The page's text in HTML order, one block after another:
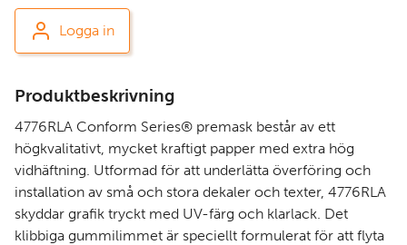
Logga in
Produktbeskrivning
4776RLA Conform Series® premask består av ett
högkvalitativt, mycket kraftigt papper med extra hög
vidhäftning. Utformad för att underlätta överföring och
installation av små och stora dekaler och texter, 4776RLA
skyddar grafik tryckt med UV-färg och klarlack. Det
klibbiga gummilimmet är speciellt formulerat för att flyta